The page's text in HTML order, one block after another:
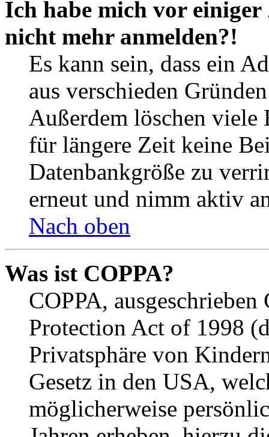
Ich habe mich vor
nicht mehr anmelden?!
Es kann sein, dass ein
aus verschieden
Außerdem löschen viele
für längere Zeit keine
Datenbankgröße zu
erneut und nimm aktiv
Nach oben
Was ist COPPA?
COPPA,
Protection Act of 1998
Privatsphäre von
Gesetz in den USA,
möglicherweise